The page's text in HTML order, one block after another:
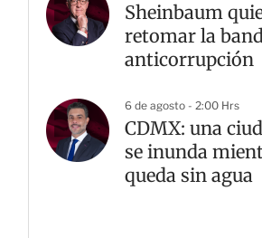
Sheinbaum
retomar la
anticorrupción
6 de agosto - 2:00 Hrs
CDMX: una
se inunda
queda sin agua